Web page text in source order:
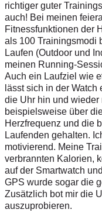
richtiger guter
auch! Bei meinen
Fitnessfunktionen der
als 100 Trainingsmodi
Laufen (Outdoor und
meinen Running-
Auch ein Laufziel wie
lässt sich in der
die Uhr hin und wieder
beispielsweise über
Herzfrequenz und die
Laufenden gehalten.
motivierend. Meine
verbrannten Kalorien,
auf der Smartwatch
GPS wurde sogar die
Zusätzlich bot mir die
auszuprobieren.